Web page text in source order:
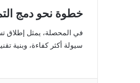
خطوة نحو دمج
سيولة أكثر كفاءة، وبنية